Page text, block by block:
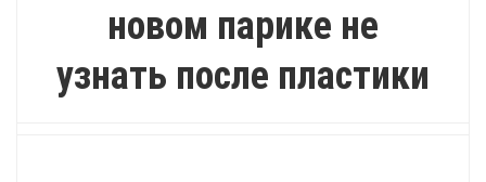
новом парике не
узнать после пластики